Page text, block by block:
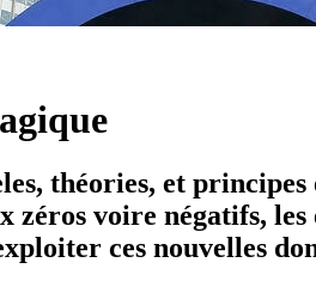
théories, et
voire négatifs,
ces nouvelles